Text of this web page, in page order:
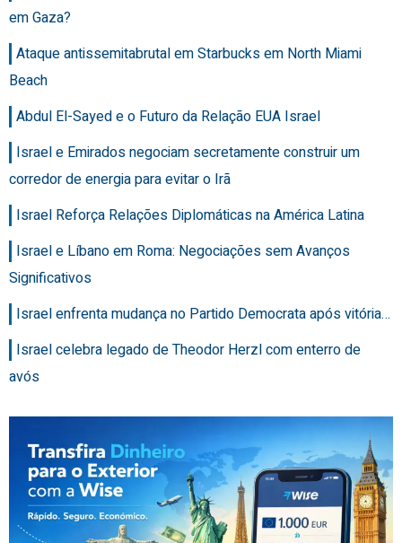
em Gaza?
Ataque antissemitabrutal em Starbucks em North Miami
Beach
Abdul El-Sayed e o Futuro da Relação EUA Israel
Israel e Emirados negociam secretamente construir um
corredor de energia para evitar o Irã
Israel Reforça Relações Diplomáticas na América Latina
Israel e Líbano em Roma: Negociações sem Avanços
Significativos
Israel enfrenta mudança no Partido Democrata após vitória…
Israel celebra legado de Theodor Herzl com enterro de
avós